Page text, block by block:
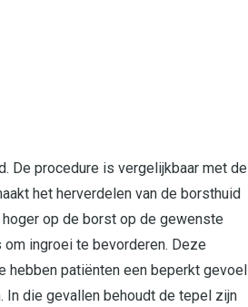
De procedure is vergelijkbaar met de
het herverdelen van de borsthuid
op de borst op de gewenste
ingroei te bevorderen. Deze
hebben patiënten een beperkt gevoel
die gevallen behoudt de tepel zijn